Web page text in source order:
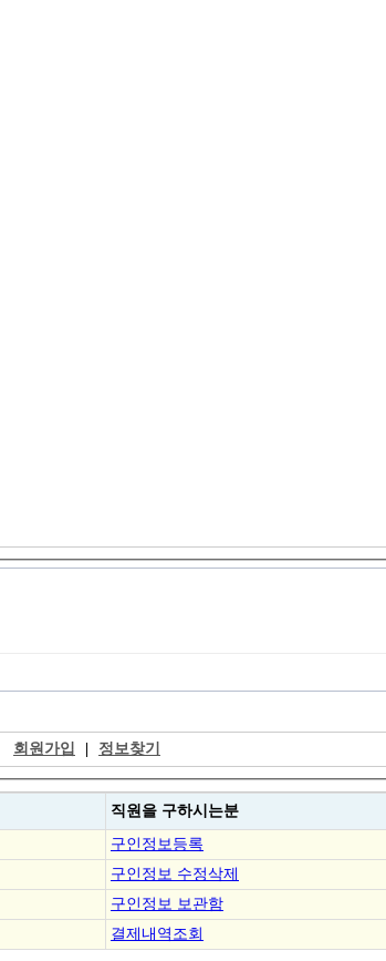
회원가입 | 정보찾기
직원을 구하시는분
구인정보등록
구인정보 수정삭제
구인정보 보관함
결제내역조회